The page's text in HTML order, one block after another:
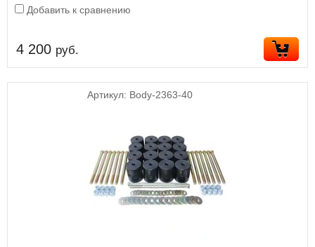
Добавить к сравнению
4 200 руб.
Артикул: Body-2363-40